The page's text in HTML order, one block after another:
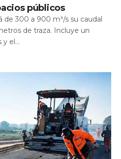
públicos
de 300 a 900 m³/s su caudal
de traza. Incluye un
el...